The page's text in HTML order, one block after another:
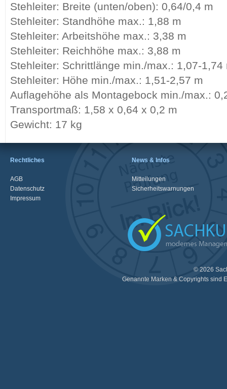
Stehleiter: Breite (unten/oben): 0,64/0,4 m
Stehleiter: Standhöhe max.: 1,88 m
Stehleiter: Arbeitshöhe max.: 3,38 m
Stehleiter: Reichhöhe max.: 3,88 m
Stehleiter: Schrittlänge min./max.: 1,07-1,74
Stehleiter: Höhe min./max.: 1,51-2,57 m
Auflagehöhe als Montagebock min./max.:
Transportmaß: 1,58 x 0,64 x 0,2 m
Gewicht: 17 kg
Rechtliches
AGB
Datenschutz
Impressum
News & Infos
Mitteilungen
Sicherheitswarnungen
© 2026
Genannte Marken & Copyrights sind